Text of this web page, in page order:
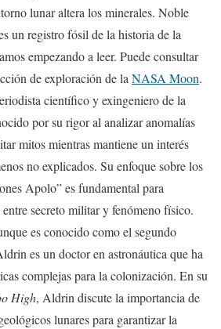
lunar altera los minerales. Noble
un registro fósil de la historia de la
empezando a leer. Puede consultar
de exploración de la NASA Moon.
científico y exingeniero de la
por su rigor al analizar anomalías
mitos mientras mantiene un interés
no explicados. Su enfoque sobre los
Apolo” es fundamental para
secreto militar y fenómeno físico.
es conocido como el segundo
es un doctor en astronáutica que ha
complejas para la colonización. En su
High, Aldrin discute la importancia de
lunares para garantizar la